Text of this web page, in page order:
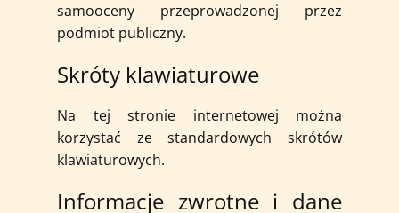
samooceny przeprowadzonej przez
podmiot publiczny.
Skróty klawiaturowe
Na tej stronie internetowej można
korzystać ze standardowych skrótów
klawiaturowych.
Informacje zwrotne i dane